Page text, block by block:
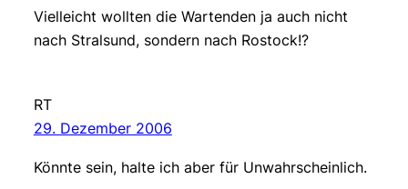
Vielleicht wollten die Wartenden ja auch nicht
nach Stralsund, sondern nach Rostock!?
RT
29. Dezember 2006
Könnte sein, halte ich aber für Unwahrscheinlich.